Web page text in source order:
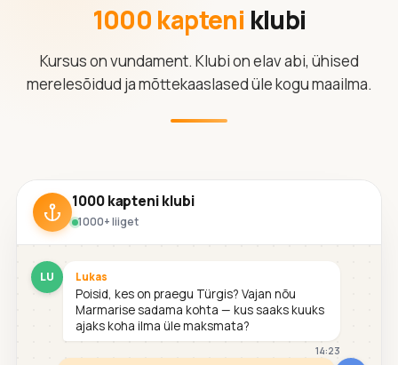
1000 kapteni klubi
Kursus on vundament. Klubi on elav abi, ühised
merelesõidud ja mõttekaaslased üle kogu maailma.
1000 kapteni klubi
1000+ liiget
LU Lukas
Poisid, kes on praegu Türgis? Vajan nõu
Marmarise sadama kohta — kus saaks kuuks
ajaks koha ilma üle maksmata?
14:23